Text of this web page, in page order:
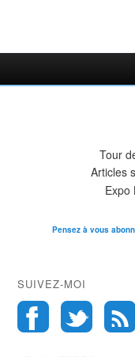
Tour
Articles
Pensez à vous
SUIVEZ-MOI